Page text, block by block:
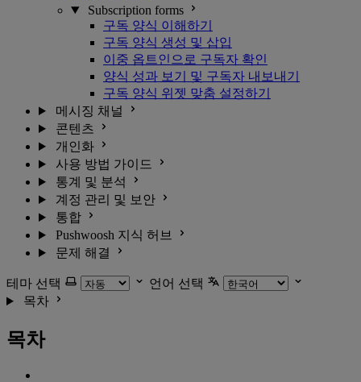
Subscription forms
구독 양식 이해하기
구독 양식 생성 및 삽입
이중 옵트인으로 구독자 확인
양식 성과 보기 및 구독자 내보내기
구독 양식 위젯 맞춤 설정하기
메시징 채널
콘텐츠
개인화
사용 방법 가이드
통계 및 분석
계정 관리 및 보안
통합
Pushwoosh 지식 허브
문제 해결
테마 선택
언어 선택
목차
목차